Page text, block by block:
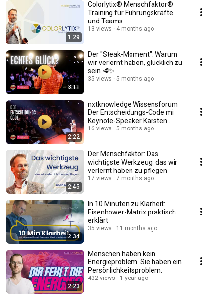
1:29
Colorlytix® Menschfaktor®
Training für Führungskräfte
und Teams
13 views 4 months ago
3:11
Der "Steak-Moment": Warum
wir verlernt haben, glücklich zu
sein 🥩✨
35 views 5 months ago
2:22
nxtknowledge Wissensforum
Der Entscheidungs-Code mi
Keynote-Speaker Karsten
Homann
16 views 5 months ago
2:45
Der Menschfaktor: Das
wichtigste Werkzeug, das wir
verlernt haben zu pflegen
17 views 7 months ago
2:34
In 10 Minuten zu Klarheit:
Eisenhower-Matrix praktisch
erklärt
35 views 11 months ago
2:23
Menschen haben kein
Energieproblem. Sie haben ein
Persönlichkeitsproblem.
432 views 1 year ago